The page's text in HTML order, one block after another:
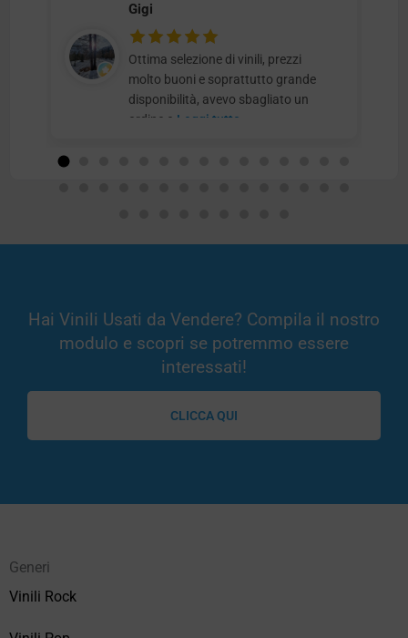
Gigi
Ottima selezione di vinili, prezzi
molto buoni e soprattutto grande
disponibilità, avevo sbagliato un
ordine e Leggi tutto
Hai Vinili Usati da Vendere? Compila il nostro
modulo e scopri se potremmo essere
interessati!
CLICCA QUI
Generi
Vinili Rock